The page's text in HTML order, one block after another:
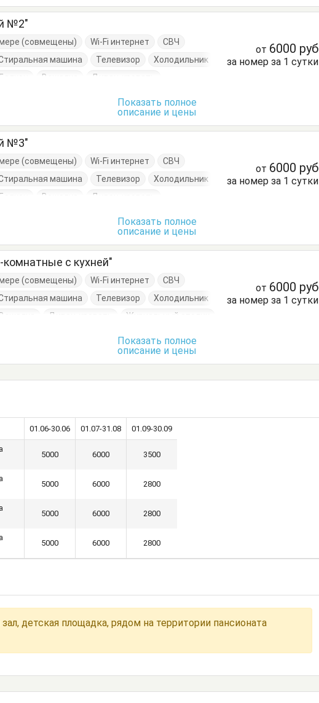
№2"
(совмещены) Wi-Fi интернет
СВЧ
машина Телевизор
Холодильник
Балкон Вешалка
Диван-кровать
от 6000 руб
за номер за 1 сутки
Показать полное
описание и цены
№3"
(совмещены) Wi-Fi интернет
СВЧ
машина Телевизор
Холодильник
Балкон Вешалка
Диван-кровать
от 6000 руб
за номер за 1 сутки
Показать полное
описание и цены
с кухней"
(совмещены) Wi-Fi интернет
СВЧ
машина Телевизор
Холодильник
Вешалка Диван-кровать
Журнальный столик
от 6000 руб
за номер за 1 сутки
Показать полное
описание и цены
01.06-30.06 01.07-31.08 01.09-30.09
5000 6000 3500
5000 6000 2800
5000 6000 2800
5000 6000 2800
детская площадка, рядом на территории пансионата